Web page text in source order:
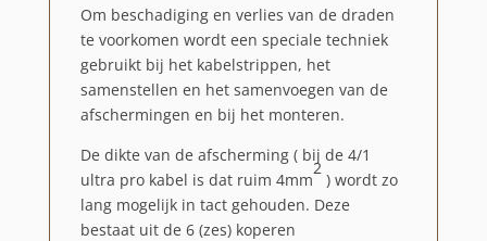
Om beschadiging en verlies van de draden
te voorkomen wordt een speciale techniek
gebruikt bij het kabelstrippen, het
samenstellen en het samenvoegen van de
afschermingen en bij het monteren.
De dikte van de afscherming ( bij de 4/1
ultra pro kabel is dat ruim 4mm
2
) wordt zo
lang mogelijk in tact gehouden. Deze
bestaat uit de 6 (zes) koperen